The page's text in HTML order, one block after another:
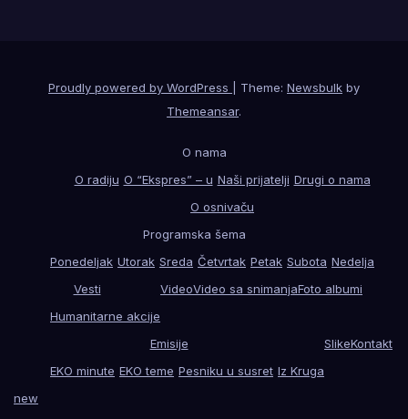
Proudly powered by WordPress Theme: Newsbulk by
Themeansar.
O nama
O radiju O “Ekspres” – u Naši prijatelji Drugi o nama
O osnivaču
Programska šema
Ponedeljak Utorak Sreda Četvrtak Petak Subota Nedelja
Vesti
Humanitarne akcije
VideoVideo sa snimanjaFoto albumi
Emisije
EKO minute EKO teme Pesniku u susret Iz Kruga
SlikeKontakt
new